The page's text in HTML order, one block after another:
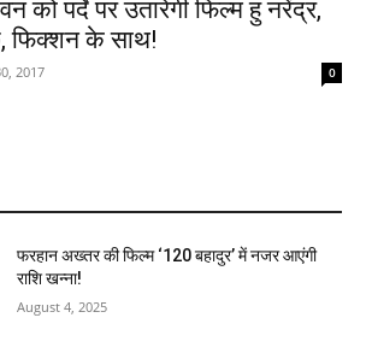
को पर्दे पर उतारेगी फिल्म हु नरेंद्र,
फिक्शन के साथ!
2017 0
फरहान अख्तर की फिल्म ‘120 बहादुर’ में नजर आएंगी
राशि खन्ना!
August 4, 2025